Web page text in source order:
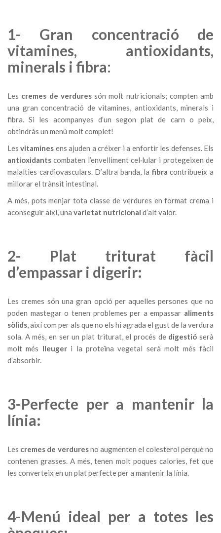
1- Gran concentració de
vitamines, antioxidants,
minerals i fibra:
Les cremes de verduressón molt nutricionals; compten amb
una gran concentració de vitamines, antioxidants, minerals i
fibra. Si les acompanyes d’un segon plat de carn o peix,
obtindràs un menú molt complet!
Lesvitamines ens ajuden a créixer i a enfortir les defenses. Els
antioxidantscombaten l’envelliment cel·lular i protegeixen de
malalties cardiovasculars. D’altra banda, la fibracontribueix a
millorar el trànsit intestinal.
A més, pots menjar tota classe de verdures en format crema i
aconseguir així, una varietat nutricional d’alt valor.
2- Plat triturat fàcil
d’empassar i digerir:
Les cremes són una gran opció per aquelles persones que no
poden mastegar o tenen problemes per a empassar aliments
sòlids, així com per als que no els hi agrada el gust de la verdura
sola. A més, en ser un plat triturat, el procés de digestióserà
molt més lleuger i la proteïna vegetal serà molt més fàcil
d’absorbir.
3-Perfecte per a mantenir la
línia:
Les cremes de verduresno augmenten el colesterol perquè no
contenen grasses. A més, tenen molt poques calories, fet que
les converteix en un plat perfecte per a mantenir la línia.
4-Menú ideal per a totes les